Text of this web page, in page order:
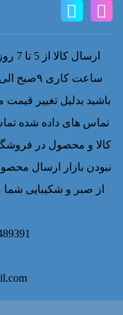
باشید بدلیل تغییر
تماس های داده شده
کالا و محصول در
از صبر و شکیبایی